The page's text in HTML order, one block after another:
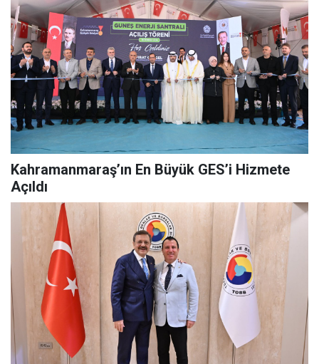
Kahramanmaraş’ın En Büyük GES’i Hizmete
Açıldı